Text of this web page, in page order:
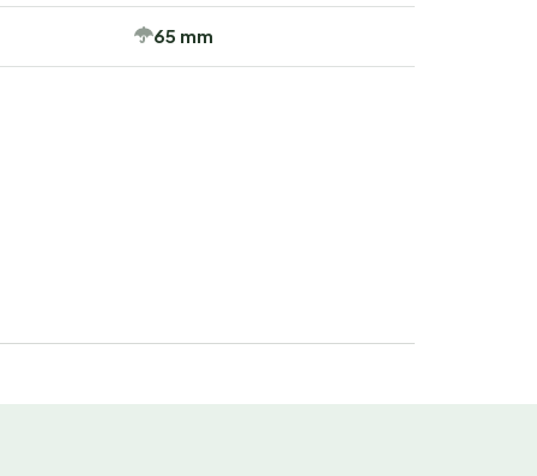
65 mm